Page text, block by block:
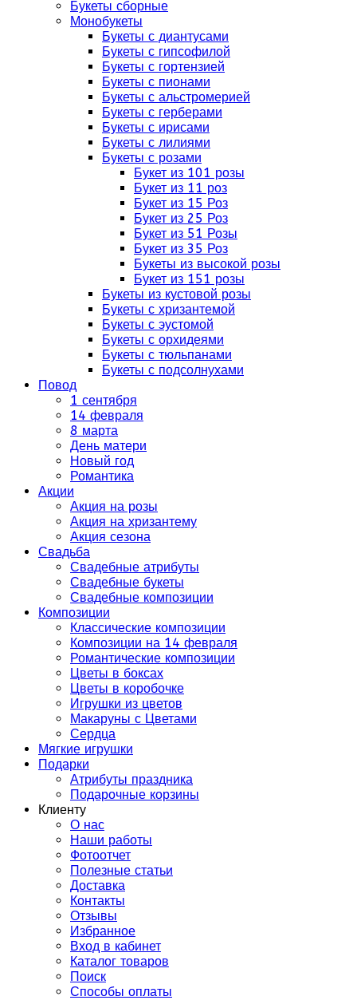
Букеты сборные
Монобукеты
Букеты с диантусами
Букеты с гипсофилой
Букеты с гортензией
Букеты с пионами
Букеты с альстромерией
Букеты с герберами
Букеты с ирисами
Букеты с лилиями
Букеты с розами
Букет из 101 розы
Букет из 11 роз
Букет из 15 Роз
Букет из 25 Роз
Букет из 51 Розы
Букет из 35 Роз
Букеты из высокой розы
Букет из 151 розы
Букеты из кустовой розы
Букеты с хризантемой
Букеты с эустомой
Букеты с орхидеями
Букеты с тюльпанами
Букеты с подсолнухами
Повод
1 сентября
14 февраля
8 марта
День матери
Новый год
Романтика
Акции
Акция на розы
Акция на хризантему
Акция сезона
Свадьба
Свадебные атрибуты
Свадебные букеты
Свадебные композиции
Композиции
Классические композиции
Композиции на 14 февраля
Романтические композиции
Цветы в боксах
Цветы в коробочке
Игрушки из цветов
Макаруны с Цветами
Сердца
Мягкие игрушки
Подарки
Атрибуты праздника
Подарочные корзины
Клиенту
О нас
Наши работы
Фотоотчет
Полезные статьи
Доставка
Контакты
Отзывы
Избранное
Вход в кабинет
Каталог товаров
Поиск
Способы оплаты